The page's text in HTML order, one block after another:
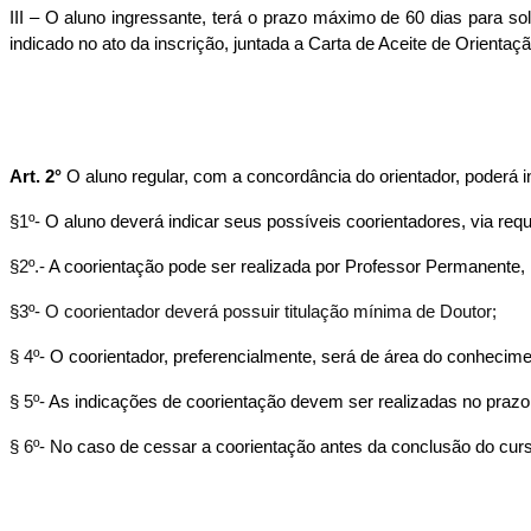
III – O aluno ingressante, terá o prazo máximo de 60 dias para
indicado no ato da inscrição, juntada a Carta de Aceite de
Art. 2° O aluno regular, com a concordância do orientador,
§1º- O aluno deverá indicar seus possíveis coorientadores, via
§2º.- A coorientação pode ser realizada por Professor
§3º- O coorientador deverá possuir titulação mínima de Doutor;
§ 4º- O coorientador, preferencialmente, será de área do
§ 5º- As indicações de coorientação devem ser realizadas no
§ 6º- No caso de cessar a coorientação antes da conclusão do